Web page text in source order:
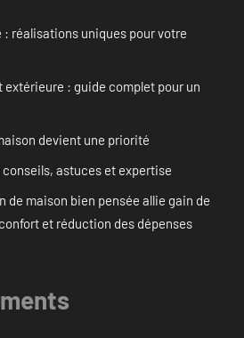
: réalisations uniques pour votre
: guide complet pour un
devient une priorité
astuces et expertise
de maison bien pensée allie gain de
et réduction des dépenses